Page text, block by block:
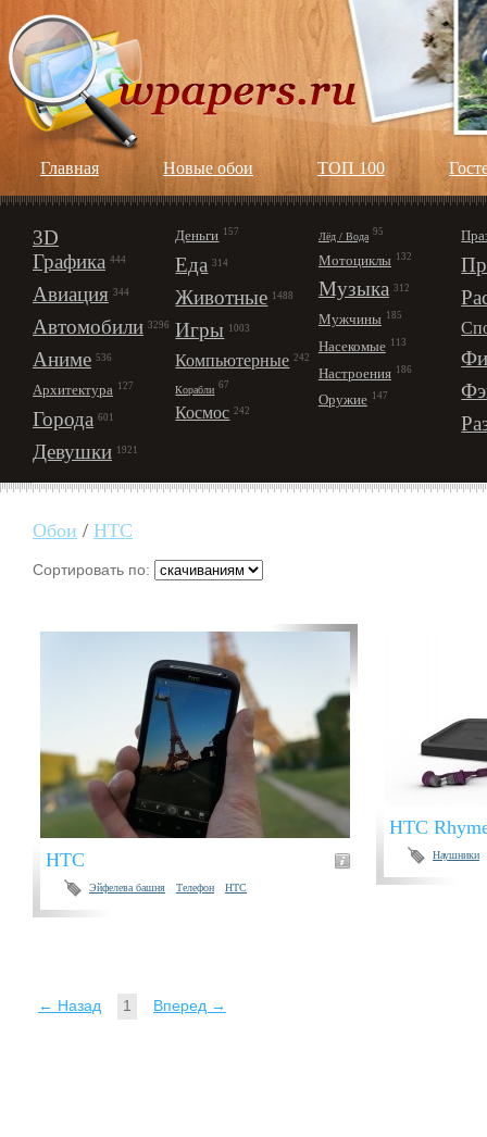
Главная Новые обои ТОП 100
3D
Графика 444
Авиация 344
Автомобили 3296
Аниме 536
Архитектура 127
Города 601
Девушки 1921
Деньги 157
Еда 314
Животные 1488
Игры 1003
Компьютерные 242
Корабли 67
Космос 242
Лёд / Вода 95
Мотоциклы 132
Музыка 312
Мужчины 185
Насекомые 113
Настроения 186
Оружие 147
Обои / HTC
Сортировать по:
HTC
Эйфелева башня Телефон HTC
HTC
Наушники
← Назад 1 Вперед →